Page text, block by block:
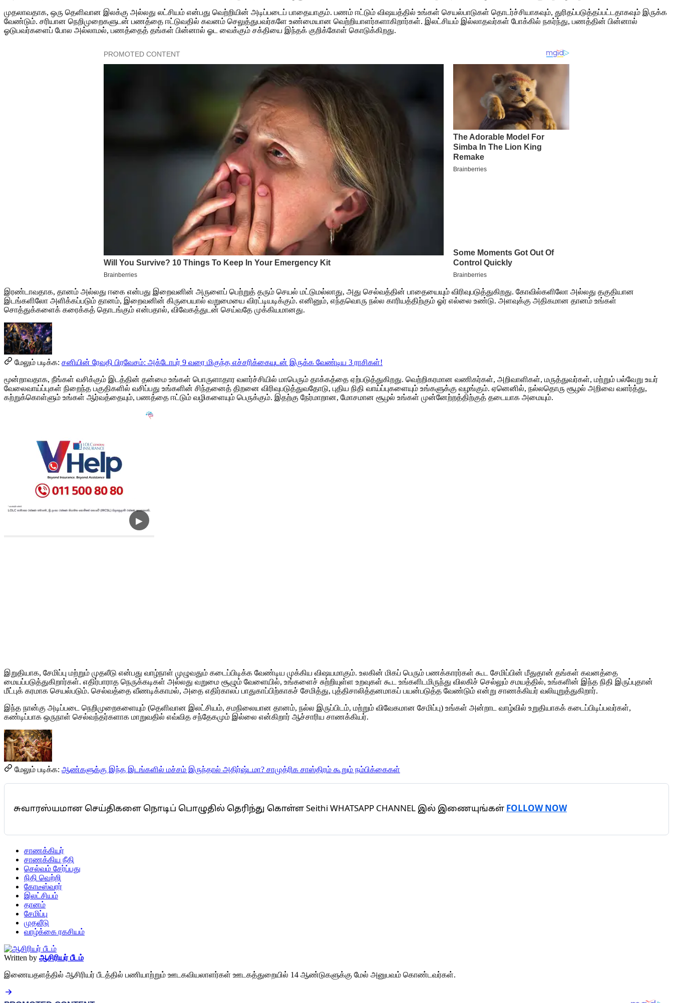
முதலாவதாக, ஒரு தெளிவான இலக்கு அல்லது லட்சியம் என்பது வெற்றியின் அடிப்படைப் பாதையாகும். பணம் ஈட்டும் விஷயத்தில் உங்கள் செயல்பாடுகள் தொடர்ச்சியாகவும், துரிதப்படுத்தப்பட்டதாகவும் இருக்க
வேண்டும். சரியான நெறிமுறைகளுடன் பணத்தை ஈட்டுவதில் கவனம் செலுத்துபவர்களே உண்மையான வெற்றியாளர்களாகிறார்கள். இலட்சியம் இல்லாதவர்கள் போக்கில் நகர்ந்து, பணத்தின் பின்னால்
ஓடுபவர்களைப் போல அல்லாமல், பணத்தைத் தங்கள் பின்னால் ஓட வைக்கும் சக்தியை இந்தக் குறிக்கோள் கொடுக்கிறது.
இரண்டாவதாக, தானம் அல்லது ஈகை என்பது இறைவனின் அருளைப் பெற்றுத் தரும் செயல் மட்டுமல்லாது, அது செல்வத்தின் பாதையையும் விரிவுபடுத்துகிறது. கோவில்களிலோ அல்லது தகுதியான
இடங்களிலோ அளிக்கப்படும் தானம், இறைவனின் கிருபையால் வறுமையை விரட்டியடிக்கும். எனினும், எந்தவொரு நல்ல காரியத்திற்கும் ஓர் எல்லை உண்டு. அளவுக்கு அதிகமான தானம் உங்கள்
சொத்துக்களைக் கரைக்கத் தொடங்கும் என்பதால், விவேகத்துடன் செய்வதே முக்கியமானது.
மேலும் படிக்க: சனியின் ரேவதி பிரவேசம்: அக்டோபர் 9 வரை மிகுந்த எச்சரிக்கையுடன் இருக்க வேண்டிய 3 ராசிகள்!
மூன்றாவதாக, நீங்கள் வசிக்கும் இடத்தின் தன்மை உங்கள் பொருளாதார வளர்ச்சியில் மாபெரும் தாக்கத்தை ஏற்படுத்துகிறது. வெற்றிகரமான வணிகர்கள், அறிவாளிகள், மருத்துவர்கள், மற்றும் பல்வேறு உயர்
வேலைவாய்ப்புகள் நிறைந்த பகுதிகளில் வசிப்பது உங்களின் சிந்தனைத் திறனை விரிவுபடுத்துவதோடு, புதிய நிதி வாய்ப்புகளையும் உங்களுக்கு வழங்கும். ஏனெனில், நல்லதொரு சூழல் அறிவை வளர்த்து,
கற்றுக்கொள்ளும் உங்கள் ஆர்வத்தையும், பணத்தை ஈட்டும் வழிகளையும் பெருக்கும். இதற்கு நேர்மாறான, மோசமான சூழல் உங்கள் முன்னேற்றத்திற்குத் தடையாக அமையும்.
இறுதியாக, சேமிப்பு மற்றும் முதலீடு என்பது வாழ்நாள் முழுவதும் கடைப்பிடிக்க வேண்டிய முக்கிய விஷயமாகும். உலகின் மிகப் பெரும் பணக்காரர்கள் கூட சேமிப்பின் மீதுதான் தங்கள் கவனத்தை
மையப்படுத்துகிறார்கள். எதிர்பாராத நெருக்கடிகள் அல்லது வறுமை சூழும் வேளையில், உங்களைச் சுற்றியுள்ள உறவுகள் கூட உங்களிடமிருந்து விலகிச் செல்லும் சமயத்தில், உங்களின் இந்த நிதி இருப்புதான்
மீட்புக் கரமாக செயல்படும். செல்வத்தை வீணடிக்காமல், அதை எதிர்காலப் பாதுகாப்பிற்காகச் சேமித்து, புத்திசாலித்தனமாகப் பயன்படுத்த வேண்டும் என்று சாணக்கியர் வலியுறுத்துகிறார்.
இந்த நான்கு அடிப்படை நெறிமுறைகளையும் (தெளிவான இலட்சியம், சமநிலையான தானம், நல்ல இருப்பிடம், மற்றும் விவேகமான சேமிப்பு) உங்கள் அன்றாட வாழ்வில் உறுதியாகக் கடைப்பிடிப்பவர்கள்,
கண்டிப்பாக ஒருநாள் செல்வந்தர்களாக மாறுவதில் எவ்வித சந்தேகமும் இல்லை என்கிறார் ஆச்சாரிய சாணக்கியர்.
மேலும் படிக்க: ஆண்களுக்கு இந்த இடங்களில் மச்சம் இருந்தால் அதிர்ஷ்டமா? சாமுத்ரிக சாஸ்திரம் கூறும் நம்பிக்கைகள்
சுவாரஸ்யமான செய்திகளை நொடிப் பொழுதில் தெரிந்து கொள்ள Seithi WHATSAPP CHANNEL இல் இணையுங்கள் FOLLOW NOW
சாணக்கியர்
சாணக்கிய நீதி
செல்வம் சேர்ப்பது
நிதி வெற்றி
கோடீஸ்வரர்
இலட்சியம்
தானம்
சேமிப்பு
முதலீடு
வாழ்க்கை ரகசியம்
Written by ஆசிரியர் பீடம்
இணையதளத்தில் ஆசிரியர் பீடத்தில் பணியாற்றும் ஊடகவியலாளர்கள் ஊடகத்துறையில் 14 ஆண்டுகளுக்கு மேல் அனுபவம் கொண்டவர்கள்.